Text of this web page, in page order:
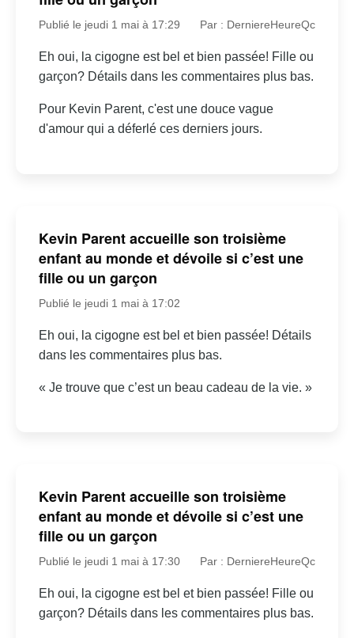
Publié le jeudi 1 mai à 17:29 Par : DerniereHeureQc
Eh oui, la cigogne est bel et bien passée! Fille ou
garçon? Détails dans les commentaires plus bas.
Pour Kevin Parent, c'est une douce vague
d'amour qui a déferlé ces derniers jours.
Kevin Parent accueille son troisième
enfant au monde et dévoile si c’est une
fille ou un garçon
Publié le jeudi 1 mai à 17:02
Eh oui, la cigogne est bel et bien passée! Détails
dans les commentaires plus bas.
« Je trouve que c’est un beau cadeau de la vie. »
Kevin Parent accueille son troisième
enfant au monde et dévoile si c’est une
fille ou un garçon
Publié le jeudi 1 mai à 17:30 Par : DerniereHeureQc
Eh oui, la cigogne est bel et bien passée! Fille ou
garçon? Détails dans les commentaires plus bas.